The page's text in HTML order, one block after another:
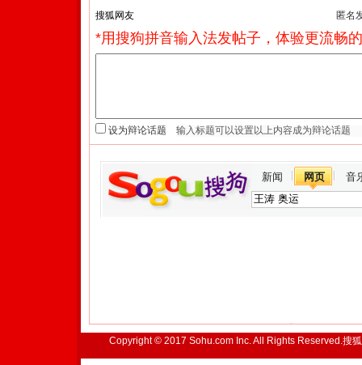
匿名
*用搜狗拼音输入法发帖子，体验更流畅
设为辩论话题
新闻 网页 音
Copyright © 2017 Sohu.com Inc. All Rights Reserved.搜